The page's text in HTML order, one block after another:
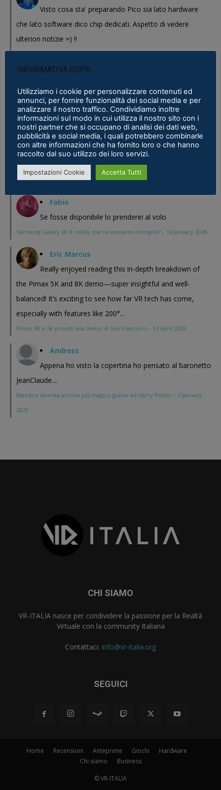
Visto cosa sta' preparando Pico sia lato hardware
che lato software dico chip dedicati. Aspetto di vedere
ulteriori notizie =) !!
massimo · 5 March 2026
Stefano Emilio Marcon
Vediamo cosa mi realizzeranno in questi anni , Play
for Dream al CES 2026 ha presentato un bel modello chissa'
magari Pico se ne esce con un prodotto a buon prezzo . In
sostanza i prodotti cinesi...
Meta Phoenix: Trovato riferimento all'interno dell'ultimo firmware per
Quest - VR ITALIA·25 February 2026
Fabio
Se fosse disponibile lo prenderei al volo
Samsung Galaxy XR è realtà, ma ne avevamo bisogno? · 16 January 2026
Eric Marcus
Really enjoyed reading this in-depth breakdown of
the Pimax 5K and 8K demo—super insightful and well-
balanced! It’s exciting to see how far VR tech has come,
especially with features like 200°...
Pimax 8K e 5K provati alla demo di San Francisco · 12 April 2025
Andross
Appena ho visto la copertina ho pensato al baronetto
JeanClaude....
Maestro diventa ancora più magico grazie ad Harry Potter · 7 January
2025
CHI SIAMO
VR-ITALIA nasce per condividere la passione per la Realtà
Virtuale con la community Italiana
Contattaci: info@vr-italia.org
SEGUICI
Home Recensioni Anteprime Giochi
Hardware
Chi siamo
Business
© VR-ITALIA
INFORMATIVA GDPR
Utilizziamo i cookie per personalizzare contenuti ed
annunci, per fornire funzionalità dei social media e per
analizzare il nostro traffico. Condividiamo inoltre
informazioni sul modo in cui utilizza il nostro sito con i
nostri partner che si occupano di analisi dei dati web,
pubblicità e social media, i quali potrebbero combinarle
con altre informazioni che ha fornito loro o che hanno
raccolto dal suo utilizzo dei loro servizi.
Impostazioni Cookie Accetta Tutti